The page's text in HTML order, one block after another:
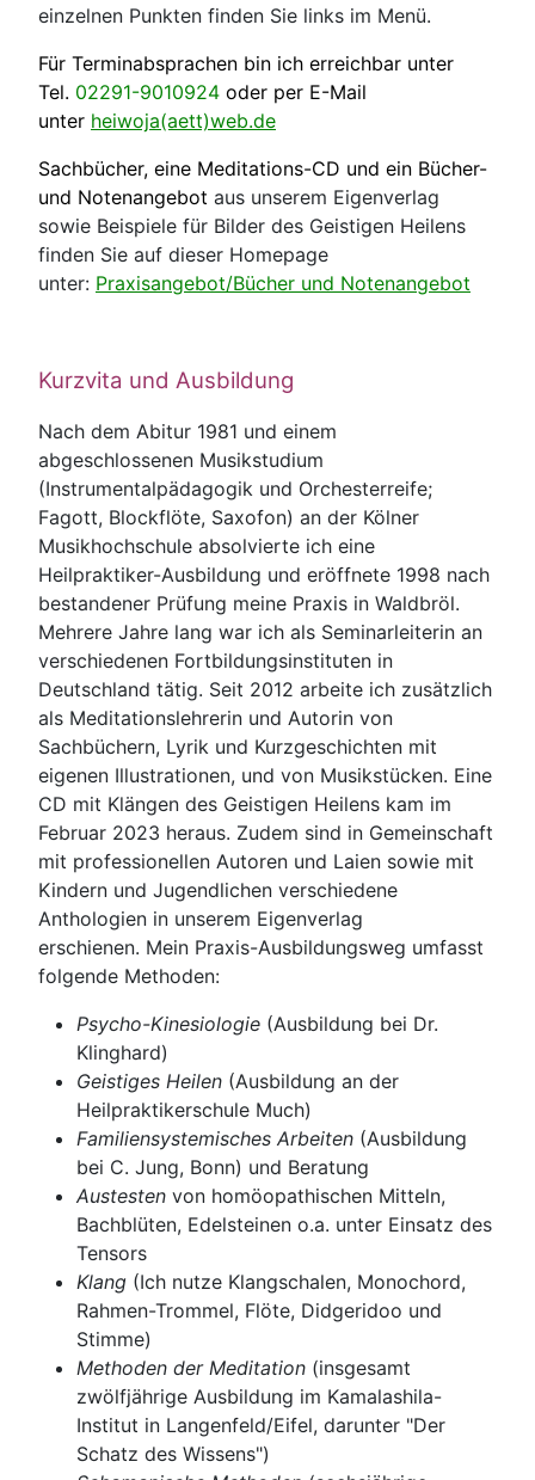
einzelnen Punkten finden Sie links im Menü.
Für Terminabsprachen bin ich erreichbar unter
Tel. 02291-9010924 oder per E-Mail
unter heiwoja(aett)web.de
Sachbücher, eine Meditations-CD und ein Bücher-
und Notenangebot aus unserem Eigenverlag
sowie Beispiele für Bilder des Geistigen Heilens
finden Sie auf dieser Homepage
unter: Praxisangebot/Bücher und Notenangebot
Kurzvita und Ausbildung
Nach dem Abitur 1981 und einem
abgeschlossenen Musikstudium
(Instrumentalpädagogik und Orchesterreife;
Fagott, Blockflöte, Saxofon) an der Kölner
Musikhochschule absolvierte ich eine
Heilpraktiker-Ausbildung und eröffnete 1998 nach
bestandener Prüfung meine Praxis in Waldbröl.
Mehrere Jahre lang war ich als Seminarleiterin an
verschiedenen Fortbildungsinstituten in
Deutschland tätig. Seit 2012 arbeite ich zusätzlich
als Meditationslehrerin und Autorin von
Sachbüchern, Lyrik und Kurzgeschichten mit
eigenen Illustrationen, und von Musikstücken. Eine
CD mit Klängen des Geistigen Heilens kam im
Februar 2023 heraus. Zudem sind in Gemeinschaft
mit professionellen Autoren und Laien sowie mit
Kindern und Jugendlichen verschiedene
Anthologien in unserem Eigenverlag
erschienen. Mein Praxis-Ausbildungsweg umfasst
folgende Methoden:
Psycho-Kinesiologie (Ausbildung bei Dr.
Klinghard)
Geistiges Heilen (Ausbildung an der
Heilpraktikerschule Much)
Familiensystemisches Arbeiten (Ausbildung
bei C. Jung, Bonn) und Beratung
Austesten von homöopathischen Mitteln,
Bachblüten, Edelsteinen o.a. unter Einsatz des
Tensors
Klang (Ich nutze Klangschalen, Monochord,
Rahmen-Trommel, Flöte, Didgeridoo und
Stimme)
Methoden der Meditation (insgesamt
zwölfjährige Ausbildung im Kamalashila-
Institut in Langenfeld/Eifel, darunter "Der
Schatz des Wissens")